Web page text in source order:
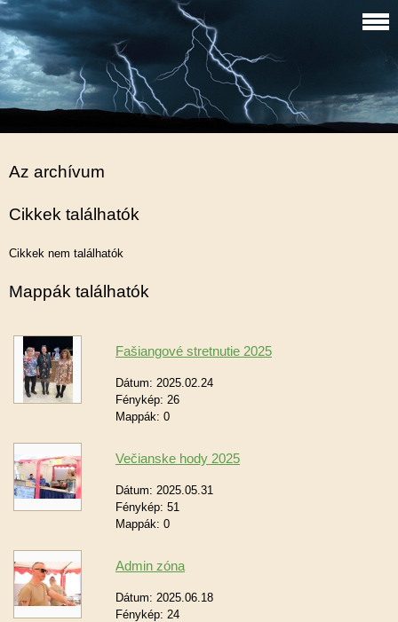
Az archívum
Cikkek találhatók
Cikkek nem találhatók
Mappák találhatók
Fašiangové stretnutie 2025
Dátum: 2025.02.24
Fénykép: 26
Mappák: 0
Večianske hody 2025
Dátum: 2025.05.31
Fénykép: 51
Mappák: 0
Admin zóna
Dátum: 2025.06.18
Fénykép: 24